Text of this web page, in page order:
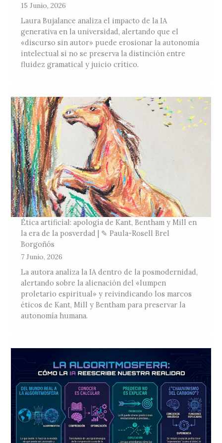
15 Junio, 2026
Laura Bujalance analiza el impacto de la IA
generativa en la universidad, alertando que el
«discurso sin autor» puede erosionar la autonomía
intelectual si no se preserva la distinción entre
fluidez gramatical y juicio crítico.
Ética artificial: apología de Kant, Bentham y Mill en
la era de la posverdad | ✎ Paula-Rosell Brel
Borgoñós
7 Junio, 2026
La autora analiza la IA dentro de la posmodernidad,
alertando sobre la alienación del «lumpen
proletario espiritual» y reivindicando los marcos
éticos de Kant, Mill y Bentham para preservar la
autonomía humana.